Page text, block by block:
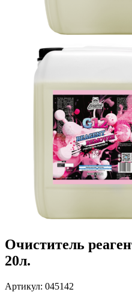
Очиститель
20л.
Артикул: 045142